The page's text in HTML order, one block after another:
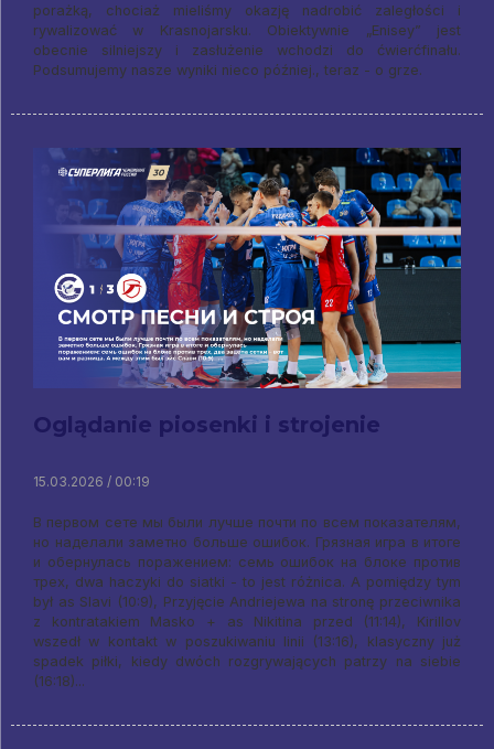
porażką, chociaż mieliśmy okazję nadrobić zaległości i
rywalizować w Krasnojarsku. Obiektywnie „Enisey” jest
obecnie silniejszy i zasłużenie wchodzi do ćwierćfinału.
Podsumujemy nasze wyniki nieco później., teraz - o grze.
Oglądanie piosenki i strojenie
15.03.2026 / 00:19
В первом сете мы были лучше почти по всем показателям,
но наделали заметно больше ошибок. Грязная игра в итоге
и обернулась поражением: семь ошибок на блоке против
трех, dwa haczyki do siatki - to jest różnica. A pomiędzy tym
był as Slavi (10:9), Przyjęcie Andriejewa na stronę przeciwnika
z kontratakiem Masko + as Nikitina przed (11:14), Kirillov
wszedł w kontakt w poszukiwaniu linii (13:16), klasyczny już
spadek piłki, kiedy dwóch rozgrywających patrzy na siebie
(16:18)...